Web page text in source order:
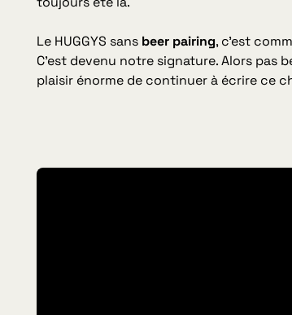
Le HUGGYS sans beer pairing, c’est
C’est devenu notre signature. Alors
plaisir énorme de continuer à écrire ce